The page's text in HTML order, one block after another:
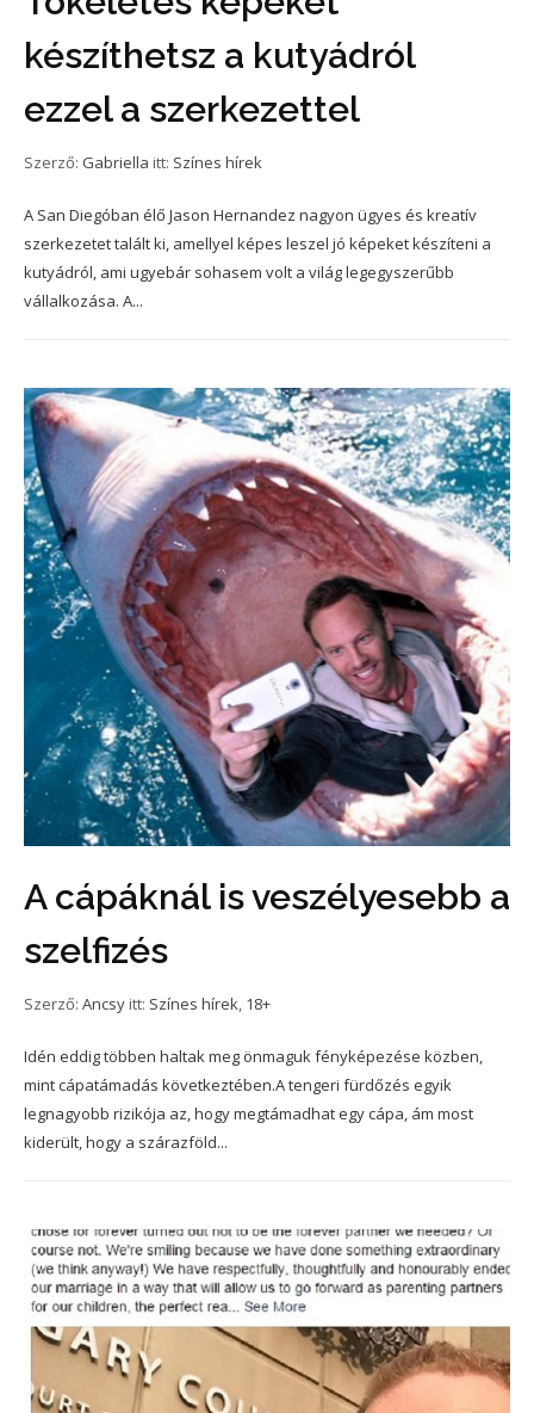
készíthetsz a kutyádról
ezzel a szerkezettel
Szerző: Gabriella itt: Színes hírek
A San Diegóban élő Jason Hernandez nagyon ügyes és kreatív
szerkezetet talált ki, amellyel képes leszel jó képeket készíteni a
kutyádról, ami ugyebár sohasem volt a világ legegyszerűbb
vállalkozása. A...
A cápáknál is veszélyesebb a
szelfizés
Szerző: Ancsy itt: Színes hírek, 18+
Idén eddig többen haltak meg önmaguk fényképezése közben,
mint cápatámadás következtében.A tengeri fürdőzés egyik
legnagyobb rizikója az, hogy megtámadhat egy cápa, ám most
kiderült, hogy a szárazföld...